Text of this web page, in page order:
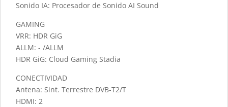
Sonido IA: Procesador de Sonido AI Sound
GAMING
VRR: HDR GiG
ALLM: - /ALLM
HDR GiG: Cloud Gaming Stadia
CONECTIVIDAD
Antena: Sint. Terrestre DVB-T2/T
HDMI: 2